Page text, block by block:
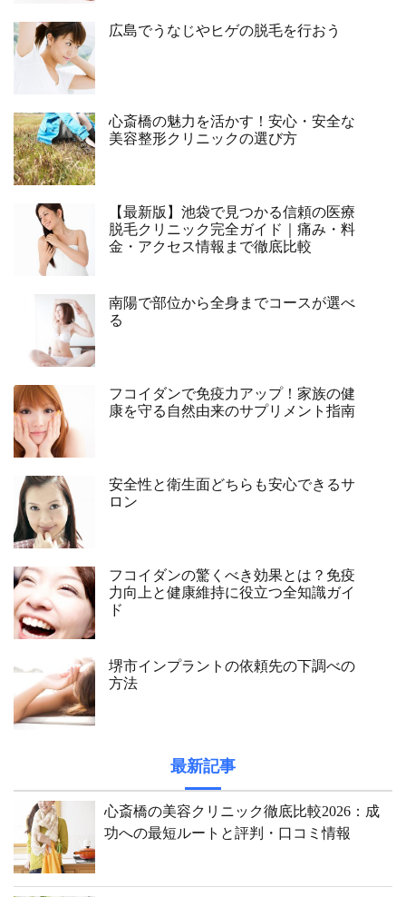
広島でうなじやヒゲの脱毛を行おう
心斎橋の魅力を活かす！安心・安全な
美容整形クリニックの選び方
【最新版】池袋で見つかる信頼の医療
脱毛クリニック完全ガイド｜痛み・料
金・アクセス情報まで徹底比較
南陽で部位から全身までコースが選べ
る
フコイダンで免疫力アップ！家族の健
康を守る自然由来のサプリメント指南
安全性と衛生面どちらも安心できるサ
ロン
フコイダンの驚くべき効果とは？免疫
力向上と健康維持に役立つ全知識ガイ
ド
堺市インプラントの依頼先の下調べの
方法
最新記事
心斎橋の美容クリニック徹底比較2026：成
功への最短ルートと評判・口コミ情報